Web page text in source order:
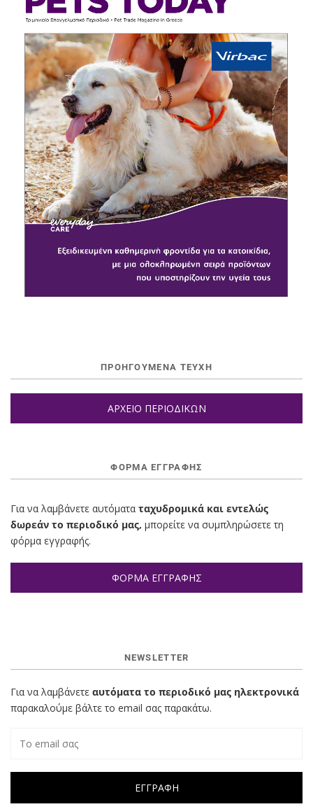
ΠΡΟΗΓΟΥΜΕΝΑ ΤΕΥΧΗ
ΑΡΧΕΙΟ ΠΕΡΙΟΔΙΚΩΝ
ΦΌΡΜΑ ΕΓΓΡΑΦΉΣ
Για να λαμβάνετε αυτόματα ταχυδρομικά και εντελώς
δωρεάν το περιοδικό μας, μπορείτε να συμπληρώσετε τη
φόρμα εγγραφής.
ΦΟΡΜΑ ΕΓΓΡΑΦΗΣ
NEWSLETTER
Για να λαμβάνετε αυτόματα το περιοδικό μας ηλεκτρονικά
παρακαλούμε βάλτε το email σας παρακάτω.